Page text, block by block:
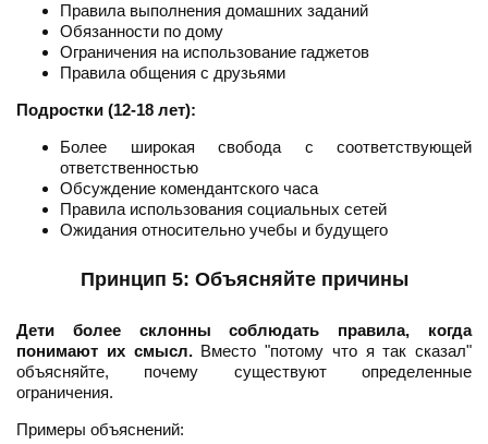
Правила выполнения домашних заданий
Обязанности по дому
Ограничения на использование гаджетов
Правила общения с друзьями
Подростки (12-18 лет):
Более широкая свобода с соответствующей
ответственностью
Обсуждение комендантского часа
Правила использования социальных сетей
Ожидания относительно учебы и будущего
Принцип 5: Объясняйте причины
Дети более склонны соблюдать правила, когда
понимают их смысл.Вместо "потому что я так сказал"
объясняйте, почему существуют определенные
ограничения.
Примеры объяснений: